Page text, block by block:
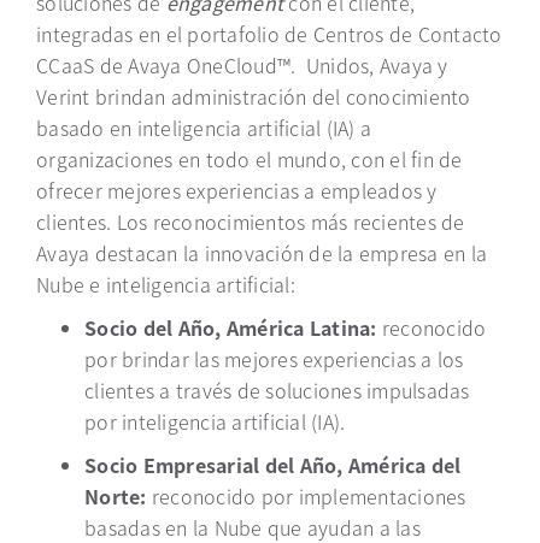
integradas en el portafolio de Centros de Contacto
CCaaS de Avaya OneCloud™. Unidos, Avaya y
Verint brindan administración del conocimiento
basado en inteligencia artificial (IA) a
organizaciones en todo el mundo, con el fin de
ofrecer mejores experiencias a empleados y
clientes. Los reconocimientos más recientes de
Avaya destacan la innovación de la empresa en la
Nube e inteligencia artificial:
Socio del Año, América Latina: reconocido
por brindar las mejores experiencias a los
clientes a través de soluciones impulsadas
por inteligencia artificial (IA).
Socio Empresarial del Año, América del
Norte: reconocido por implementaciones
basadas en la Nube que ayudan a las